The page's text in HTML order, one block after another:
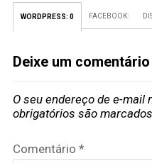
WORDPRESS: 0 FACEBOOK:
Deixe um comentário
O seu endereço de e-mail
obrigatórios são
Comentário *